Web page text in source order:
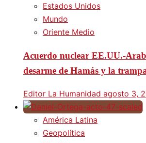
Estados Unidos
Mundo
Oriente Medio
Acuerdo nuclear EE.UU.-
desarme de Hamás y la
Editor La Humanidad agosto 3,
América Latina
Geopolítica